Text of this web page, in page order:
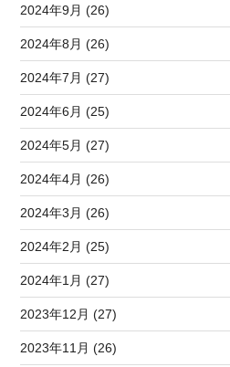
2024年9月 (26)
2024年8月 (26)
2024年7月 (27)
2024年6月 (25)
2024年5月 (27)
2024年4月 (26)
2024年3月 (26)
2024年2月 (25)
2024年1月 (27)
2023年12月 (27)
2023年11月 (26)